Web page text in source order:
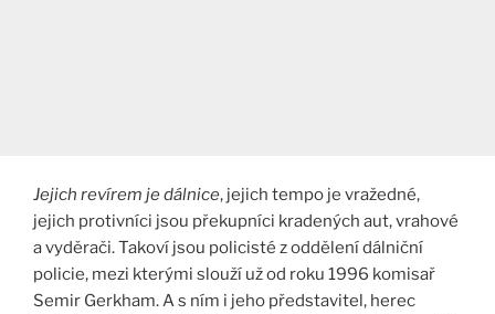
Jejich revírem je dálnice, jejich tempo je vražedné,
jejich protivníci jsou překupníci kradených aut, vrahové
a vyděrači. Takoví jsou policisté z oddělení dálniční
policie, mezi kterými slouží už od roku 1996 komisař
Semir Gerkham. A s ním i jeho představitel, herec